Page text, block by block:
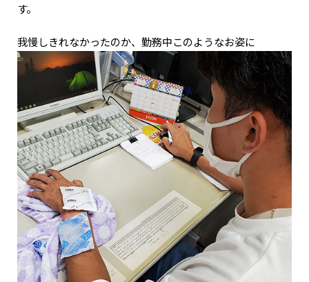
す。
我慢しきれなかったのか、勤務中このようなお姿に